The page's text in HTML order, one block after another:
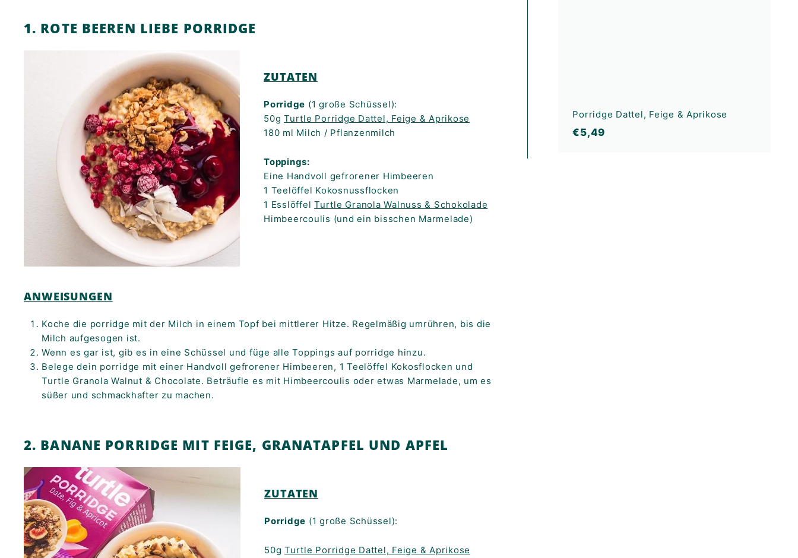
S
T!
1. ROTE BEEREN LIEBE PORRIDGE
ZUTATEN
Porridge (1 große Schüssel):
50g Turtle Porridge Dattel, Feige & Aprikose
180 ml Milch / Pflanzenmilch
Toppings:
Eine Handvoll gefrorener Himbeeren
1 Teelöffel Kokosnussflocken
1 Esslöffel Turtle Granola Walnuss & Schokolade
Himbeercoulis (und ein bisschen Marmelade)
ANWEISUNGEN
Koche die porridge mit der Milch in einem Topf bei mittlerer Hitze. Regelmäßig umrühren, bis die
Milch aufgesogen ist.
Wenn es gar ist, gib es in eine Schüssel und füge alle Toppings auf porridge hinzu.
Belege dein porridge mit einer Handvoll gefrorener Himbeeren, 1 Teelöffel Kokosflocken und
Turtle Granola Walnut & Chocolate. Beträufle es mit Himbeercoulis oder etwas Marmelade, um es
süßer und schmackhafter zu machen.
2. BANANE PORRIDGE MIT FEIGE, GRANATAPFEL UND APFEL
ZUTATEN
Porridge (1 große Schüssel):
50g Turtle Porridge Dattel, Feige & Aprikose
Porridge Dattel, Feige & Aprikose
€5,49